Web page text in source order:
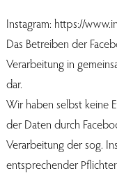
Instagram: https://
Das Betreiben der
Verarbeitung in
dar.
Wir haben selbst keine
der Daten durch
Verarbeitung der sog.
entsprechender